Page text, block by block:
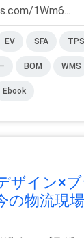
1Wm6...
EV SFA TPS
BOM WMS
Ebook
ザイン×
の物流現